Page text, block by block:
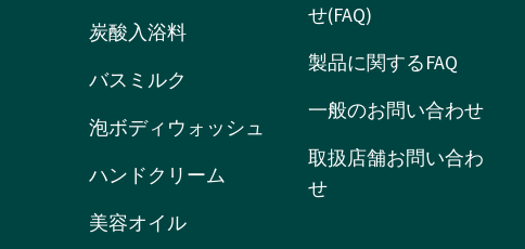
炭酸入浴料
バスミルク
泡ボディウォッシュ
ハンドクリーム
美容オイル
せ(FAQ)
製品に関するFAQ
一般のお問い合わせ
取扱店舗お問い合わ
せ